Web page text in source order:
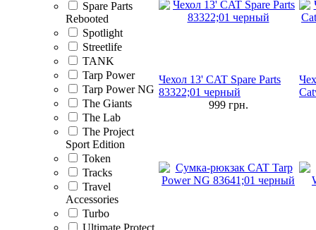
Spare Parts
Rebooted
Spotlight
Streetlife
TANK
Tarp Power
Tarp Power NG
The Giants
The Lab
The Project
Sport Edition
Token
Tracks
Travel
Accessories
Turbo
Ultimate Protect
Чехол 13' CAT Spare Parts
83322;01 черный
999грн.